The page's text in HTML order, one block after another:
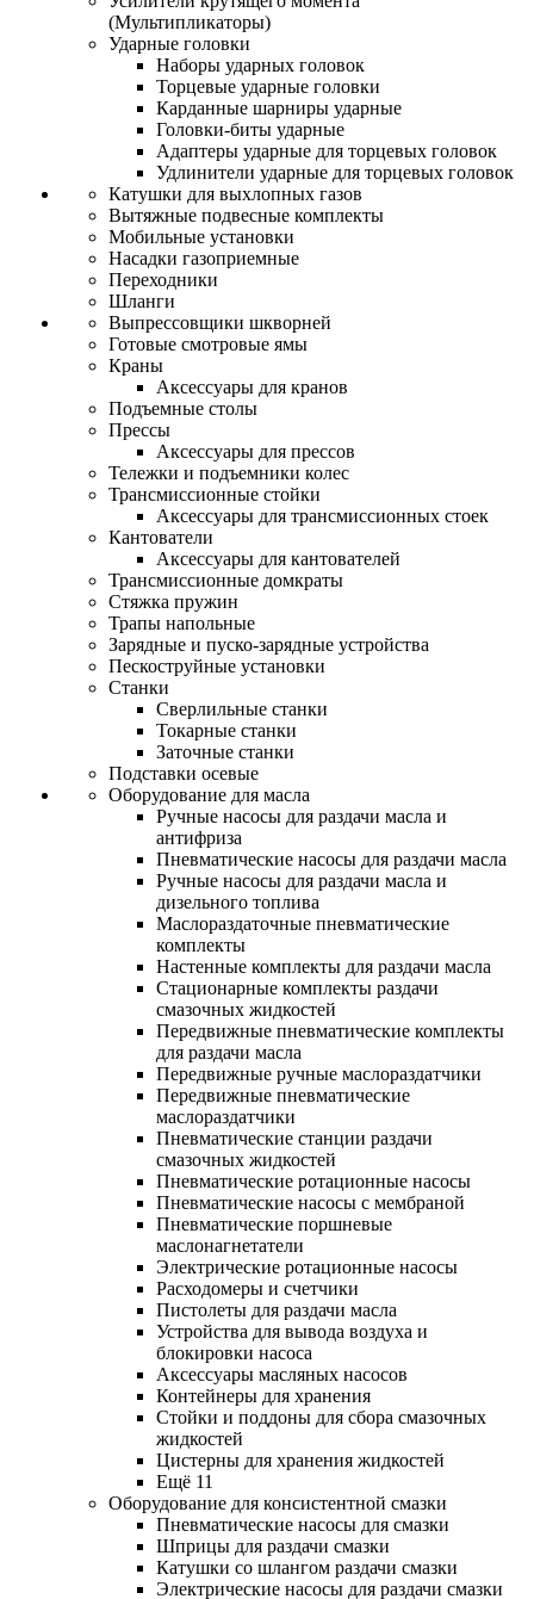
(Мультипликаторы)
Ударные головки
Наборы ударных головок
Торцевые ударные головки
Карданные шарниры ударные
Головки-биты ударные
Адаптеры ударные для торцевых головок
Удлинители ударные для торцевых головок
Катушки для выхлопных газов
Вытяжные подвесные комплекты
Мобильные установки
Насадки газоприемные
Переходники
Шланги
Выпрессовщики шкворней
Готовые смотровые ямы
Краны
Аксессуары для кранов
Подъемные столы
Прессы
Аксессуары для прессов
Тележки и подъемники колес
Трансмиссионные стойки
Аксессуары для трансмиссионных стоек
Кантователи
Аксессуары для кантователей
Трансмиссионные домкраты
Стяжка пружин
Трапы напольные
Зарядные и пуско-зарядные устройства
Пескоструйные установки
Станки
Сверлильные станки
Токарные станки
Заточные станки
Подставки осевые
Оборудование для масла
Ручные насосы для раздачи масла и
антифриза
Пневматические насосы для раздачи масла
Ручные насосы для раздачи масла и
дизельного топлива
Маслораздаточные пневматические
комплекты
Настенные комплекты для раздачи масла
Стационарные комплекты раздачи
смазочных жидкостей
Передвижные пневматические комплекты
для раздачи масла
Передвижные ручные маслораздатчики
Передвижные пневматические
маслораздатчики
Пневматические станции раздачи
смазочных жидкостей
Пневматические ротационные насосы
Пневматические насосы с мембраной
Пневматические поршневые
маслонагнетатели
Электрические ротационные насосы
Расходомеры и счетчики
Пистолеты для раздачи масла
Устройства для вывода воздуха и
блокировки насоса
Аксессуары масляных насосов
Контейнеры для хранения
Стойки и поддоны для сбора смазочных
жидкостей
Цистерны для хранения жидкостей
Ещё 11
Оборудование для консистентной смазки
Пневматические насосы для смазки
Шприцы для раздачи смазки
Катушки со шлангом раздачи смазки
Электрические насосы для раздачи смазки